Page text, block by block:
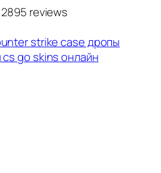
2895 reviews
strike case дропы
cs go skins онлайн